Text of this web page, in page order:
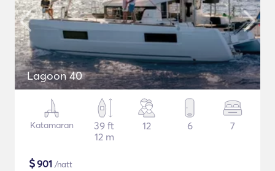
Lagoon 40
Katamaran
39 ft
12 m
12 6 7
$901 /natt